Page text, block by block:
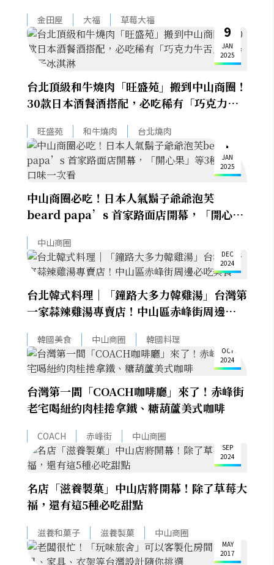
金田屋 大福 草莓大福
9
JAN
2025
台北頂級和牛燒肉「旺盛苑」搬到中山商圈！
30款日本酒餐酒搭配，必吃稀有「巧克力牛
旺盛苑 和牛燒肉 台北燒肉
7
JAN
2025
中山商圈必吃！日本人氣鬍子爺爺泡芙
beard papa’s 首家路面店開幕，「開心
中山商圈
DEC
2024
台北韓式料理｜「鐘路大多力韓雞湯」台灣第
一家蒜辣雞湯專賣店！中山區赤峰街周邊必吃
韓國美食 中山商圈 韓國料理
OCT
2024
台灣第一間「COACH咖啡廳」來了！赤峰街
老宅喝紐約肉桂捲拿鐵、糖葫蘆美式咖啡
COACH 赤峰街 中山商圈
SEP
2024
名店「滋養製菓」中山店將開幕！除了草莓大
福，還有這5種必吃甜點
滋養和菓子 滋養製菓 中山商圈
MAY
2017